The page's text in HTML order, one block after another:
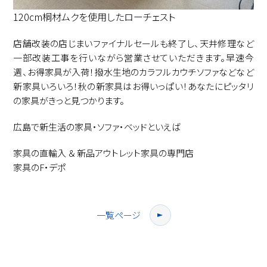
120cm桐材ムクを使用したローチェスト
店舗改装の店じまいファイナルセールも終了し、天井修理など
一部改装工事を行いながら営業させていただきます。早速今
週、お得家具が入荷！撥水生地のカラフルカウチソファなどなど
新家具いろいろ！秋の新家具はお得いっぱい！あなたにピッタリ
の家具がきっと見つかります。
広島で新生活の家具・ソファ・ベッドといえば
家具の直輸入 ＆ 新品アウトレット家具の専門店
家具のF・デポ
一覧ページ